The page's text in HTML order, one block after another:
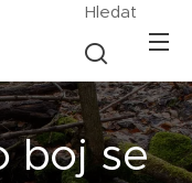
Hledat
boj se